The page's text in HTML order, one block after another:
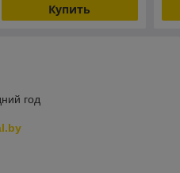
Купить
год